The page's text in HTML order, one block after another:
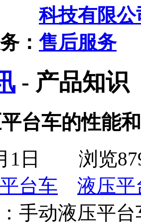
：
- 产品知识
台车的性能
1日 浏览
台车
液压平
手动液压平